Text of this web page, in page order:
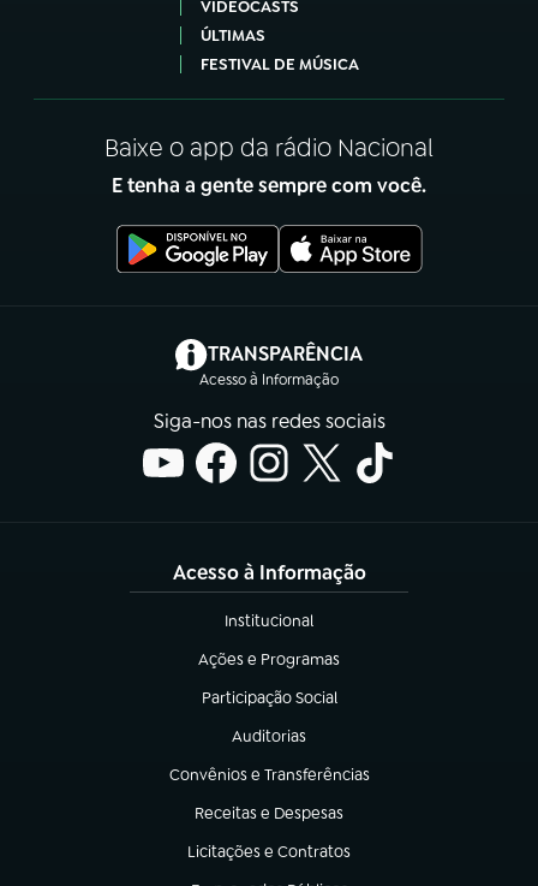
VIDEOCASTS
ÚLTIMAS
FESTIVAL DE MÚSICA
Baixe o app da rádio Nacional
E tenha a gente sempre com você.
TRANSPARÊNCIA
Acesso à Informação
(abre em nova aba)
Siga-nos nas redes sociais
Acesso à Informação
Institucional
(abre em nova aba)
Ações e Programas
(abre em nova aba)
Participação Social
(abre em nova aba)
Auditorias
(abre em nova aba)
Convênios e Transferências
(abre em nova aba)
Receitas e Despesas
(abre em nova aba)
Licitações e Contratos
(abre em nova aba)